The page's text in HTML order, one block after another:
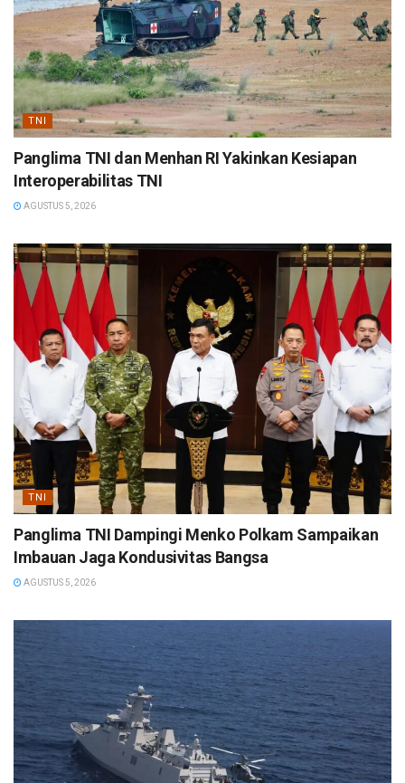
TNI
Panglima TNI dan Menhan RI Yakinkan Kesiapan
Interoperabilitas TNI
AGUSTUS 5, 2026
TNI
Panglima TNI Dampingi Menko Polkam Sampaikan
Imbauan Jaga Kondusivitas Bangsa
AGUSTUS 5, 2026